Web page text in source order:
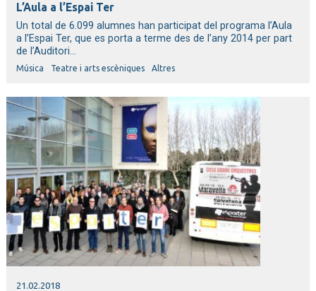
L’Aula a l’Espai Ter
Un total de 6.099 alumnes han participat del programa l’Aula
a l’Espai Ter, que es porta a terme des de l’any 2014 per part
de l’Auditori...
Música Teatre i arts escèniques Altres
21.02.2018